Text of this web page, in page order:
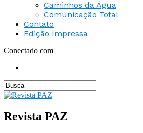
Caminhos da Água
Comunicação Total
Contato
Edição Impressa
Conectado com
Revista PAZ